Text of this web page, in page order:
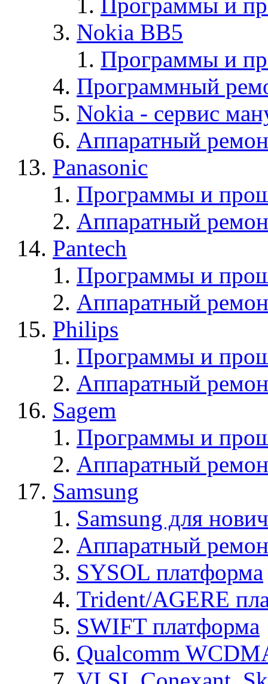
Nokia BB5
Программы и
Программный
Nokia - cервис
Аппаратный
Panasonic
Программы и
Аппаратный
Pantech
Программы и
Аппаратный
Philips
Программы и
Аппаратный
Sagem
Программы и
Аппаратный
Samsung
Samsung для
Аппаратный
SYSOL платформа
Trident/AGERE
SWIFT платформа
Qualcomm